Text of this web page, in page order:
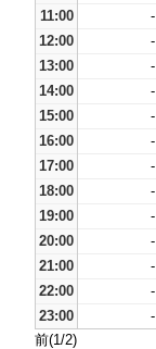
11:00
-
12:00
-
13:00
-
14:00
-
15:00
-
16:00
-
17:00
-
18:00
-
19:00
-
20:00
-
21:00
-
22:00
-
23:00
-
前(1/2)